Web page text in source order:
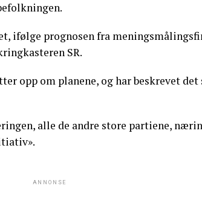
ifølge prognosen fra
SR.
opp om planene, og har beskrevet
alle de andre store partiene,
ANNONSE